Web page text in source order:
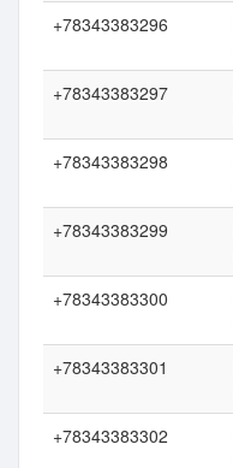
+78343383296
+78343383297
+78343383298
+78343383299
+78343383300
+78343383301
+78343383302